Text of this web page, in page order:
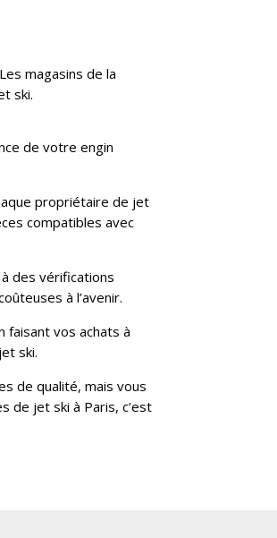
magasins de la
ski.
de votre engin
propriétaire de jet
compatibles avec
des vérifications
à l’avenir.
faisant vos achats à
ski.
de qualité, mais vous
de jet ski à Paris, c’est